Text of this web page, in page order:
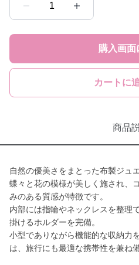
1
購入画面
カートに
商品
自然の優美さをまとった布製ジュ
蝶々と花の模様が美しく施され、
みのある質感が特徴です。
内部には指輪やネックレスを整理
掛けるホルダーを完備。
小型でありながら機能的な収納力
は、旅行にも最適な携帯性を兼ね